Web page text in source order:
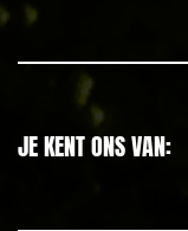
JE KENT ONS VAN: